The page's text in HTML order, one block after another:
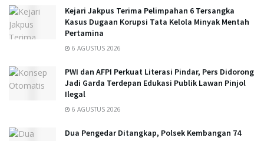
Kejari Jakpus Terima Pelimpahan 6 Tersangka
Kasus Dugaan Korupsi Tata Kelola Minyak Mentah
Pertamina
6 AGUSTUS 2026
PWI dan AFPI Perkuat Literasi Pindar, Pers Didorong
Jadi Garda Terdepan Edukasi Publik Lawan Pinjol
Ilegal
6 AGUSTUS 2026
Dua Pengedar Ditangkap, Polsek Kembangan 74